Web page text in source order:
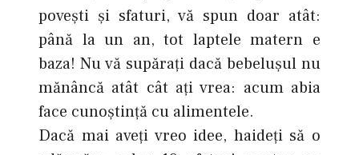
poveşti şi sfaturi, vă spun doar atât:
până la un an, tot laptele matern e
baza! Nu vă supăraţi dacă bebeluşul nu
mănâncă atât cât aţi vrea: acum abia
face cunoştinţă cu alimentele.
Dacă mai aveţi vreo idee, haideţi să o